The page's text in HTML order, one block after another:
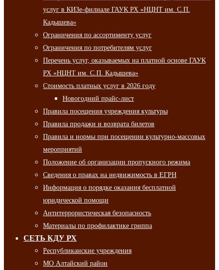
услуг в КИЗе-филиале ГАУК РХ «НЦНТ им. С.П.
Кадышева»
Ограничения по ассортименту услуг
Ограничения по потребителям услуг
Перечень услуг, оказываемых на платной основе ГАУК
РХ «НЦНТ им. С.П. Кадышева»
Стоимость платных услуг в 2026 году
Новогодний прайс-лист
Правила посещения учреждения культуры
Правила продажи и возврата билетов
Правила и нормы при посещении культурно-массовых
мероприятий
Положение об организации пропускного режима
Сведения о правах на недвижимость в ЕГРН
Информация о порядке оказания бесплатной
юридической помощи
Антитеррористическая безопасность
Материалы по профилактике гриппа
СЕТЬ КДУ РХ
Республиканские учреждения
МО Алтайский район